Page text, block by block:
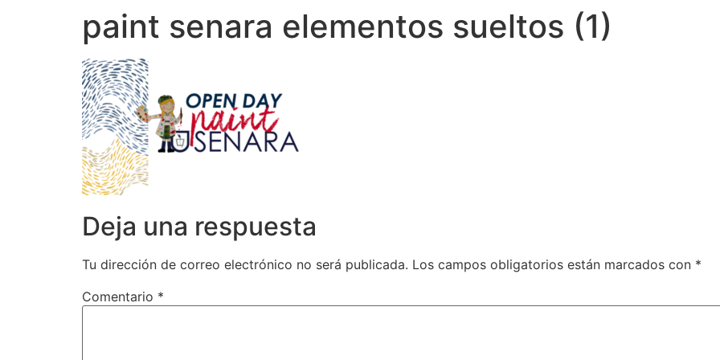
paint senara elementos sueltos (1)
Deja una respuesta
Tu dirección de correo electrónico no será publicada. Los campos obligatorios están marcados con *
Comentario *